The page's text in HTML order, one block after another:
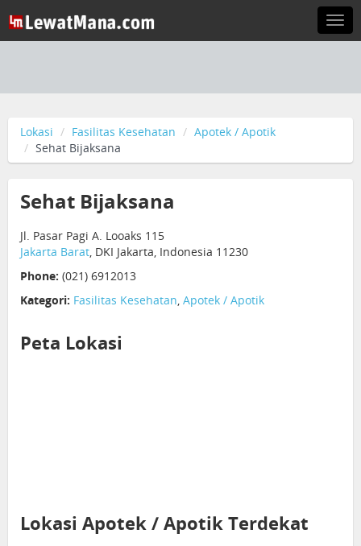
Lokasi Fasilitas Kesehatan
Apotek / Apotik
Sehat Bijaksana
Sehat Bijaksana
Jl. Pasar Pagi A. Looaks 115
Jakarta Barat, DKI Jakarta, Indonesia 11230
Phone: (021) 6912013
Kategori: Fasilitas Kesehatan, Apotek / Apotik
Peta Lokasi
Lokasi Apotek / Apotik Terdekat